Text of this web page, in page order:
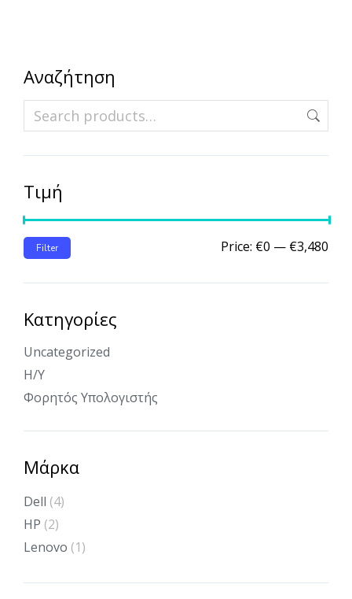
Αναζήτηση
Τιμή
Filter Price: €0 — €3,480
Κατηγορίες
Uncategorized
Η/Υ
Φορητός Υπολογιστής
Μάρκα
Dell (4)
HP (2)
Lenovo (1)